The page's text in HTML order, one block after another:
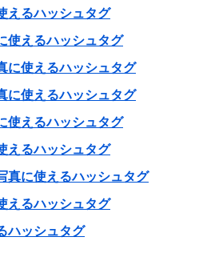
えるハッシュタグ
使えるハッシュタグ
に使えるハッシュタグ
に使えるハッシュタグ
使えるハッシュタグ
えるハッシュタグ
真に使えるハッシュタグ
えるハッシュタグ
ハッシュタグ